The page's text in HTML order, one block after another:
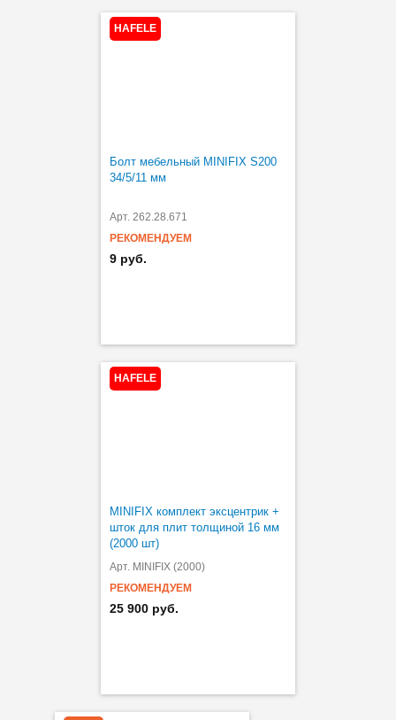
HAFELE
Болт мебельный MINIFIX S200
34/5/11 мм
Арт. 262.28.671
РЕКОМЕНДУЕМ
9 руб.
HAFELE
MINIFIX комплект эксцентрик +
шток для плит толщиной 16 мм
(2000 шт)
Арт. MINIFIX (2000)
РЕКОМЕНДУЕМ
25 900 руб.